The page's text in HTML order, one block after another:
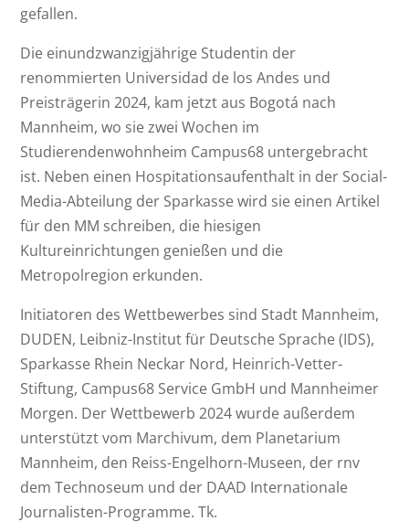
gefallen.
Die einundzwanzigjährige Studentin der
renommierten Universidad de los Andes und
Preisträgerin 2024, kam jetzt aus Bogotá nach
Mannheim, wo sie zwei Wochen im
Studierendenwohnheim Campus68 untergebracht
ist. Neben einen Hospitationsaufenthalt in der Social-
Media-Abteilung der Sparkasse wird sie einen Artikel
für den MM schreiben, die hiesigen
Kultureinrichtungen genießen und die
Metropolregion erkunden.
Initiatoren des Wettbewerbes sind Stadt Mannheim,
DUDEN, Leibniz-Institut für Deutsche Sprache (IDS),
Sparkasse Rhein Neckar Nord, Heinrich-Vetter-
Stiftung, Campus68 Service GmbH und Mannheimer
Morgen. Der Wettbewerb 2024 wurde außerdem
unterstützt vom Marchivum, dem Planetarium
Mannheim, den Reiss-Engelhorn-Museen, der rnv
dem Technoseum und der DAAD Internationale
Journalisten-Programme. Tk.